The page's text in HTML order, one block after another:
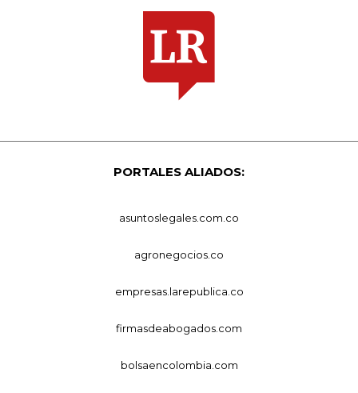
PORTALES ALIADOS:
asuntoslegales.com.co
agronegocios.co
empresas.larepublica.co
firmasdeabogados.com
bolsaencolombia.com